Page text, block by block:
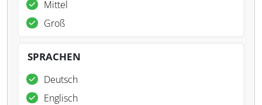
Mittel
Groß
SPRACHEN
Deutsch
Englisch